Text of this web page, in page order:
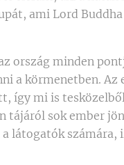
ami Lord
ország minden
a körmenetben. Az
így mi is
tájáról sok ember
látogatók számára,